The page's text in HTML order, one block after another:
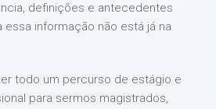
definições e antecedentes
essa informação não está já na
todo um percurso de estágio e
para sermos magistrados,